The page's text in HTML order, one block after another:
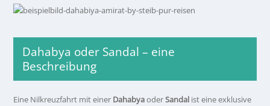
Dahabya oder Sandal – eine
Beschreibung
Eine Nilkreuzfahrt mit einer DahabyaoderSandal ist eine exklusive